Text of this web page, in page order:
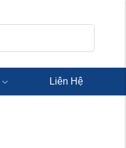
Liên Hệ